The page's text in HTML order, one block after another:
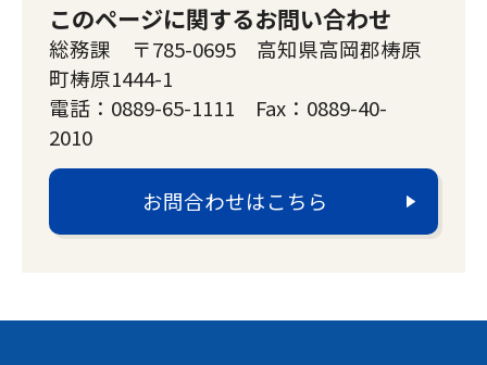
このページに関するお問い合わせ
総務課 〒785-0695 高知県高岡郡梼原
町梼原1444-1
電話：0889-65-1111 Fax：0889-40-
2010
お問合わせはこちら